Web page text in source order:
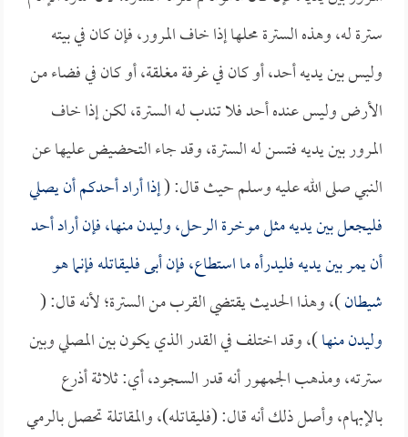
سترة له، وهذه السترة محلها إذا خاف المرور، فإن كان في بيته
وليس بين يديه أحد، أو كان في غرفة مغلقة، أو كان في فضاء من
الأرض وليس عنده أحد فلا تندب له السترة، لكن إذا خاف
المرور بين يديه فتسن له السترة، وقد جاء التحضيض عليها عن
النبي صلى الله عليه وسلم حيث قال: (إذا أراد أحدكم أن يصلي
فليجعل بين يديه مثل موخرة الرحل، وليدن منها، فإن أراد أحد
أن يمر بين يديه فليدرأه ما استطاع، فإن أبى فليقاتله فإنما هو
شيطان)، وهذا الحديث يقتضي القرب من السترة؛ لأنه قال: (
وليدن منها)، وقد اختلف في القدر الذي يكون بين المصلي وبين
سترته، ومذهب الجمهور أنه قدر السجود، أي: ثلاثة أذرع
بالإبهام، وأصل ذلك أنه قال: (فليقاتله)، والمقاتلة تحصل بالرمي